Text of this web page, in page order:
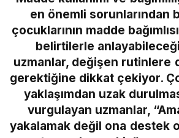
en önemli sorunlarından
çocuklarının madde
belirtilerle
uzmanlar, değişen rutinlere
gerektiğine dikkat çekiyor.
yaklaşımdan uzak
vurgulayan uzmanlar,
yakalamak değil ona destek